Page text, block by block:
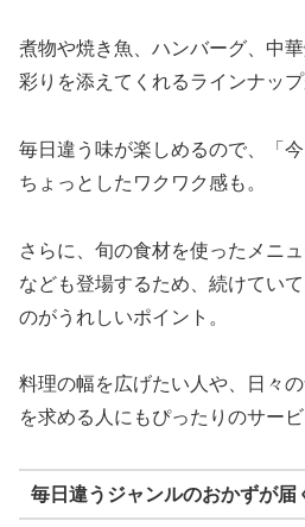
煮物や焼き魚、ハンバーグ、中
彩りを添えてくれるラインナップ
毎日違う味が楽しめるので、「
ちょっとしたワクワク感も。
さらに、旬の食材を使ったメニ
なども登場するため、続けてい
のがうれしいポイント。
料理の幅を広げたい人や、日々
を求める人にもぴったりのサービ
毎日違うジャンルのおかずが届